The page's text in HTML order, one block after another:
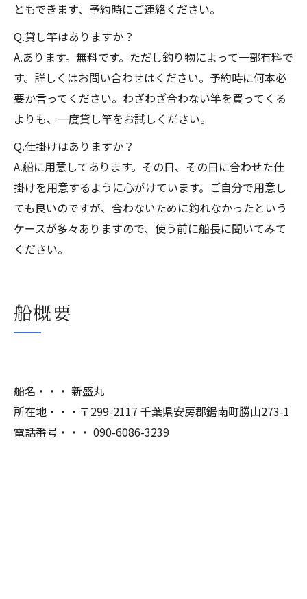
ともできます、予約時にご連絡ください。
Q.貸し竿はありますか？
A.あります。無料です。ただし釣り物によって一部有料で
す。詳しくはお問い合わせはください。予約時に何本必
要か言ってください。わざわざ合わない竿を買ってくる
よりも、一度貸し竿をお試しください。
Q.仕掛けはありますか？
A.船に用意してあります。その日、その日に合わせた仕
掛けを用意するように心がけています。ご自分で用意し
ても良いのですが、合わないために釣れなかったという
ケースが多々ありますので、使う前に船長に聞いてみて
ください。
船概要
船名・・・ 新盛丸
所在地・・・〒299-2117 千葉県安房郡鋸南町勝山273-1
電話番号・・・ 090-6086-3239